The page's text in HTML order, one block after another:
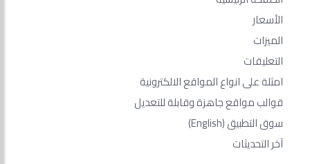
الأسعار
الميزات
التعليقات
امثلة على انواع المواقع الالكترونية
قوالب مواقع جاهزة وقابلة للتعديل
سوق التطبيق(English)
آخر التحديثات